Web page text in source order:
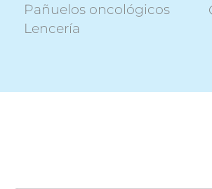
Pañuelos oncológicos
Lencería